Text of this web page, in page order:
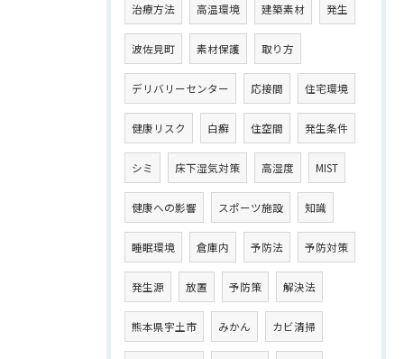
治療方法 高温環境 建築素材 発生
波佐見町 素材保護 取り方
デリバリーセンター 応接間 住宅環境
健康リスク 白癬 住空間 発生条件
シミ 床下湿気対策 高湿度 MIST
健康への影響 スポーツ施設 知識
睡眠環境 倉庫内 予防法 予防対策
発生源 放置 予防策 解決法
熊本県宇土市 みかん カビ清掃